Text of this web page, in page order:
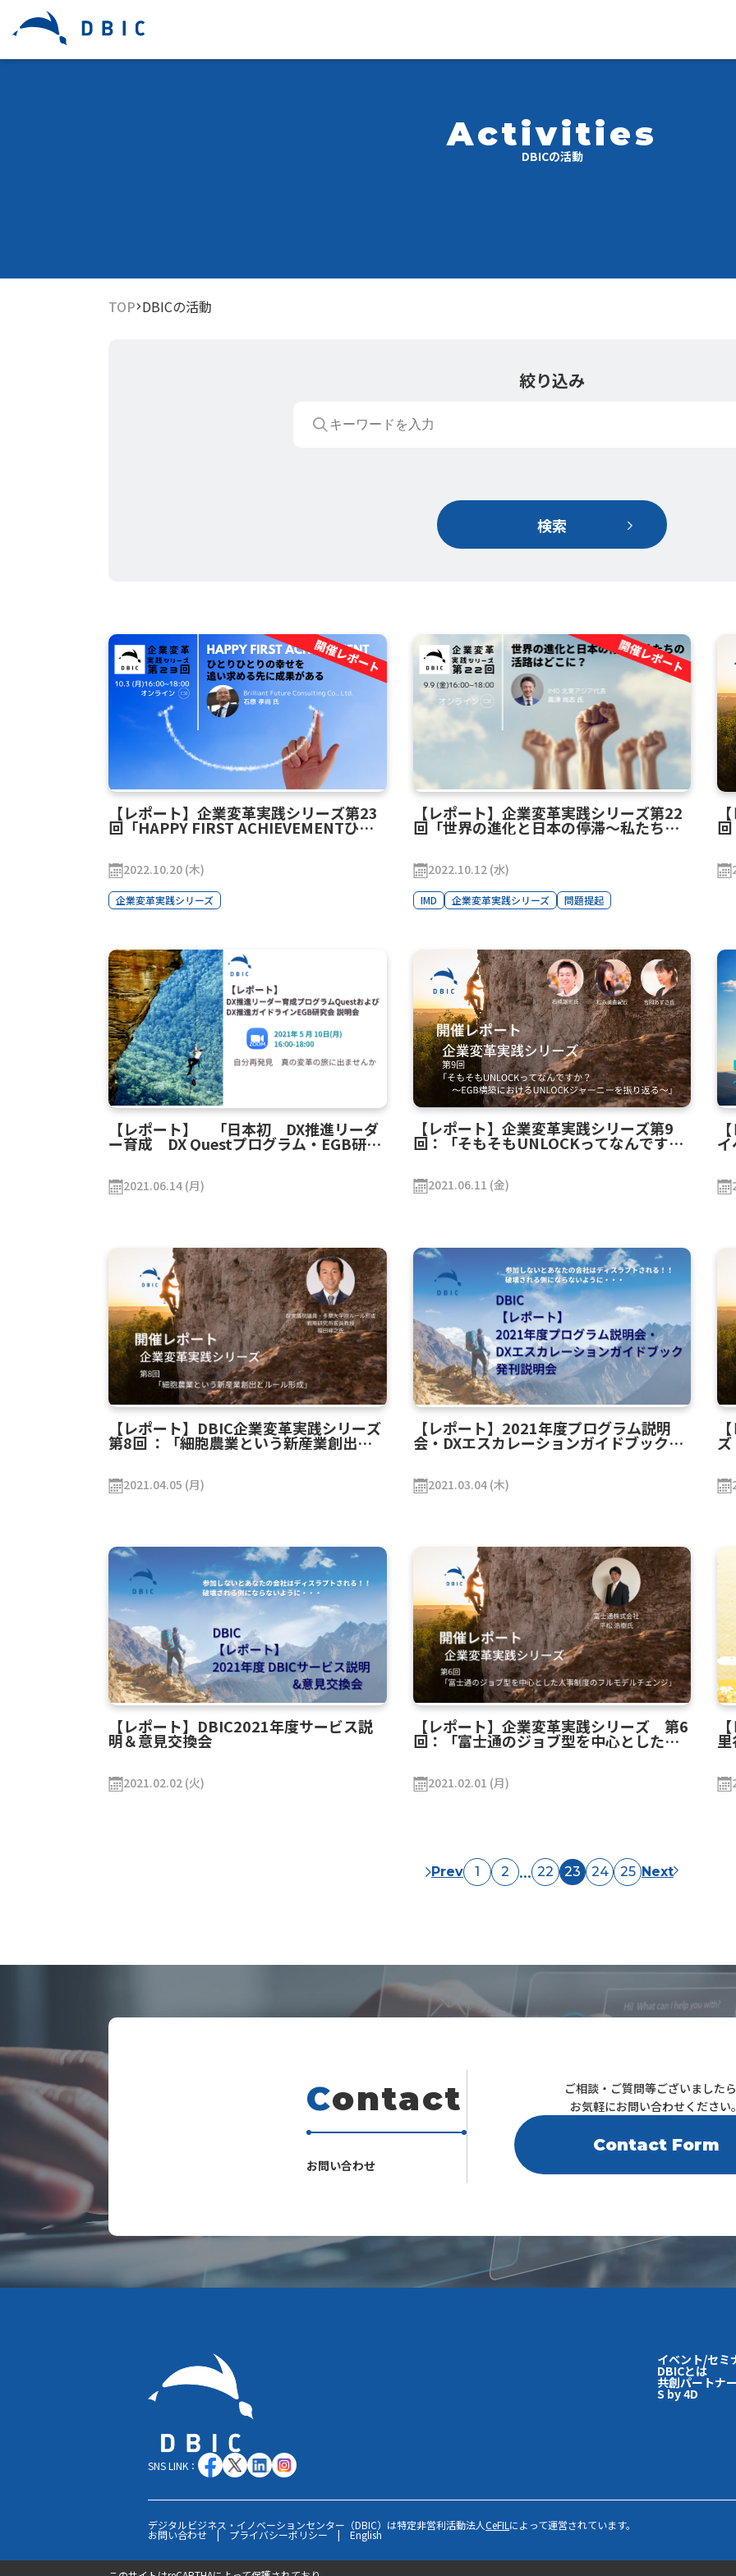
Activities
DBICの活動
TOP DBICの活動
絞り込み
検索
【レポート】企業変革実践シリーズ第23
回「HAPPY FIRST ACHIEVEMENTひと
りひとりの幸せを追い求める先に成果が
2022.10.20 (木)
企業変革実践シリーズ
【レポート】企業変革実践シリーズ第22
回「世界の進化と日本の停滞〜私たちの
活路はどこに？」
2022.10.12 (水)
IMD 企業変革実践シリーズ 問題提起
【レポート】 「日本初 DX推進リーダ
ー育成 DX Questプログラム・EGB研究
2021.06.14 (月)
【レポート】企業変革実践シリーズ第9
回：「そもそもUNLOCKってなんです
か？～EGB構築におけるUNLOCKジャー
2021.06.11 (金)
【レポート】DBIC企業変革実践シリーズ
第8回 ：「細胞農業という新産業創出と
ルール形成」
2021.04.05 (月)
【レポート】2021年度プログラム説明
会・DXエスカレーションガイドブック発
刊説明会
2021.03.04 (木)
【レポート】DBIC2021年度サービス説
明＆意見交換会
2021.02.02 (火)
【レポート】企業変革実践シリーズ 第6
回：「富士通のジョブ型を中心とした人
2021.02.01 (月)
Prev 1 2 ... 22 23 24 25 Next
Contact
お問い合わせ
ご相談・ご質問等ございました
お気軽にお問い合わせください
Contact Form
SNS LINK：
イベント/セミ
DBICとは
共創パートナ
S by 4D
デジタルビジネス・イノベーションセンター（DBIC）は特定非営利活動法人CeFIL によって運営されています。
お問い合わせ | プライバシーポリシー | English